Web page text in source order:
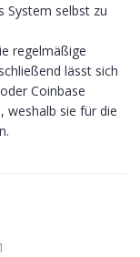
System selbst zu
regelmäßige
lässt sich
Coinbase
weshalb sie für die